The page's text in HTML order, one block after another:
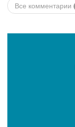
Все комментарии